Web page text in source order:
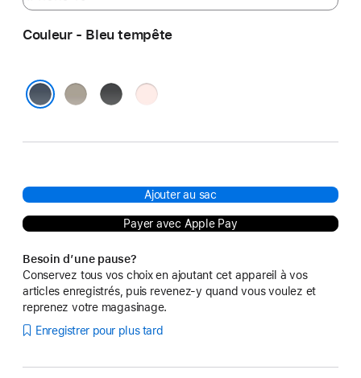
Couleur - Bleu tempête
Argile Noir
Rose
Ajouter au sac
Payer avec Apple Pay
Besoin d’une pause?
Conservez tous vos choix en ajoutant cet appareil à vos
articles enregistrés, puis revenez-y quand vous voulez et
reprenez votre magasinage.
Enregistrer pour plus tard